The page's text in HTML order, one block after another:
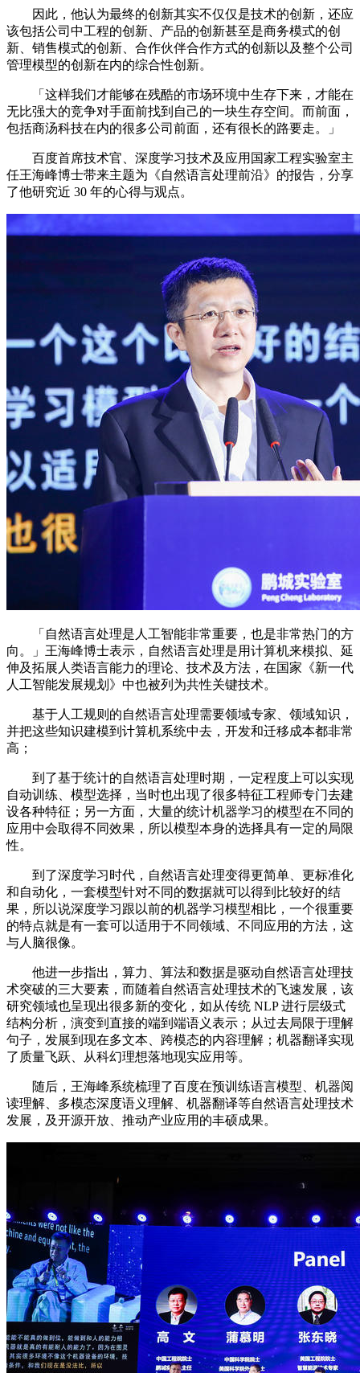
因此，他认为最终的创新其实不仅仅是技术的创新，还应
该包括公司中工程的创新、产品的创新甚至是商务模式的创
新、销售模式的创新、合作伙伴合作方式的创新以及整个公司
管理模型的创新在内的综合性创新。
「这样我们才能够在残酷的市场环境中生存下来，才能在
无比强大的竞争对手面前找到自己的一块生存空间。而前面，
包括商汤科技在内的很多公司前面，还有很长的路要走。」
百度首席技术官、深度学习技术及应用国家工程实验室主
任王海峰博士带来主题为《自然语言处理前沿》的报告，分享
了他研究近 30 年的心得与观点。
「自然语言处理是人工智能非常重要，也是非常热门的方
向。」王海峰博士表示，自然语言处理是用计算机来模拟、延
伸及拓展人类语言能力的理论、技术及方法，在国家《新一代
人工智能发展规划》中也被列为共性关键技术。
基于人工规则的自然语言处理需要领域专家、领域知识，
并把这些知识建模到计算机系统中去，开发和迁移成本都非常
高；
到了基于统计的自然语言处理时期，一定程度上可以实现
自动训练、模型选择，当时也出现了很多特征工程师专门去建
设各种特征；另一方面，大量的统计机器学习的模型在不同的
应用中会取得不同效果，所以模型本身的选择具有一定的局限
性。
到了深度学习时代，自然语言处理变得更简单、更标准化
和自动化，一套模型针对不同的数据就可以得到比较好的结
果，所以说深度学习跟以前的机器学习模型相比，一个很重要
的特点就是有一套可以适用于不同领域、不同应用的方法，这
与人脑很像。
他进一步指出，算力、算法和数据是驱动自然语言处理技
术突破的三大要素，而随着自然语言处理技术的飞速发展，该
研究领域也呈现出很多新的变化，如从传统 NLP 进行层级式
结构分析，演变到直接的端到端语义表示；从过去局限于理解
句子，发展到现在多文本、跨模态的内容理解；机器翻译实现
了质量飞跃、从科幻理想落地现实应用等。
随后，王海峰系统梳理了百度在预训练语言模型、机器阅
读理解、多模态深度语义理解、机器翻译等自然语言处理技术
发展，及开源开放、推动产业应用的丰硕成果。